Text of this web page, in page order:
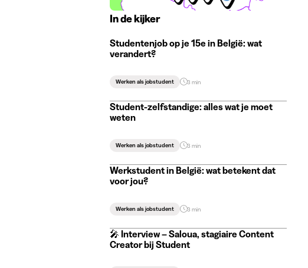
In de kijker
Studentenjob op je 15e in België: wat
verandert?
Werken als jobstudent 3 min
Student-zelfstandige: alles wat je moet
weten
Werken als jobstudent 3 min
Werkstudent in België: wat betekent dat
voor jou?
Werken als jobstudent 3 min
🎤 Interview – Saloua, stagiaire Content
Creator bij Student